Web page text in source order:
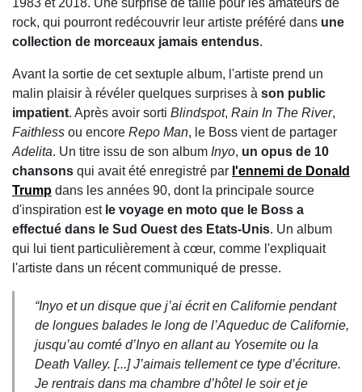
1983 et 2018. Une surprise de taille pour les amateurs de
rock, qui pourront redécouvrir leur artiste préféré dans une
collection de morceaux jamais entendus.
Avant la sortie de cet sextuple album, l'artiste prend un
malin plaisir à révéler quelques surprises à son public
impatient. Après avoir sorti Blindspot, Rain In The River,
Faithless ou encore Repo Man, le Boss vient de partager
Adelita. Un titre issu de son album Inyo, un opus de 10
chansons qui avait été enregistré par l'ennemi de Donald
Trump dans les années 90, dont la principale source
d'inspiration est le voyage en moto que le Boss a
effectué dans le Sud Ouest des Etats-Unis. Un album
qui lui tient particulièrement à cœur, comme l'expliquait
l'artiste dans un récent communiqué de presse.
“Inyo et un disque que j’ai écrit en Californie pendant
de longues balades le long de l’Aqueduc de Californie,
jusqu’au comté d’Inyo en allant au Yosemite ou la
Death Valley. [...]J’aimais tellement ce type d’écriture.
Je rentrais dans ma chambre d’hôtel le soir et je